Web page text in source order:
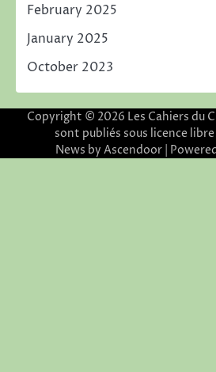
February 2025
January 2025
October 2023
Copyright © 2026 Les Cahiers du
sont publiés sous licence libre
News by Ascendoor|